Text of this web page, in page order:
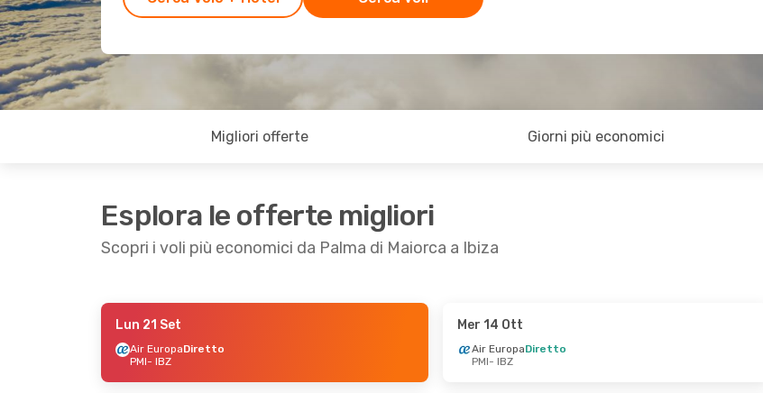
Migliori offerte Giorni più economici
Esplora le offerte migliori
Scopri i voli più economici da Palma di Maiorca a Ibiza
- Ven 18 Set
Lun 21 Set
Air EuropaDiretto
PMI- IBZ
Mer 14 Ott
Air EuropaDiretto
PMI- IBZ